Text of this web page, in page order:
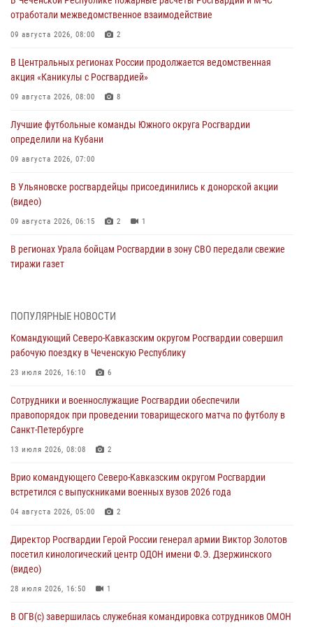
отработали межведомственное взаимодействие
09 августа 2026, 08:00 2
В Центральных регионах России продолжается ведомственная
акция «Каникулы с Росгвардией»
09 августа 2026, 08:00 8
Лучшие футбольные команды Южного округа Росгвардии
определили на Кубани
09 августа 2026, 07:00
В Ульяновске росгвардейцы присоединились к донорской акции
(видео)
09 августа 2026, 06:15 2 1
В регионах Урала бойцам Росгвардии в зону СВО передали свежие
тиражи газет
Росгвардейцы провели занятие по стрелковой подготовке для
краеведения Луганской Народной Республики
09 августа 2026, 05:00
проходит в Сибири
09 августа 2026, 04:00 5
Росгвардейцы провели патриотическое занятие для детей на
08 августа 2026, 14:10 3
В ЛНР росгвардейцы провели тренировку по единоборствам для
08 августа 2026, 13:00
ПОПУЛЯРНЫЕ НОВОСТИ
Командующий Северо-Кавказским округом Росгвардии совершил
рабочую поездку в Чеченскую Республику
23 июля 2026, 16:10 6
Сотрудники и военнослужащие Росгвардии обеспечили
правопорядок при проведении товарищеского матча по футболу в
Санкт-Петербурге
13 июля 2026, 08:08 2
Врио командующего Северо-Кавказским округом Росгвардии
встретился с выпускниками военных вузов 2026 года
04 августа 2026, 05:00 2
Директор Росгвардии Герой России генерал армии Виктор Золотов
посетил кинологический центр ОДОН имени Ф.Э. Дзержинского
(видео)
28 июля 2026, 16:50 1
В ОГВ(с) завершилась служебная командировка сотрудников ОМОН